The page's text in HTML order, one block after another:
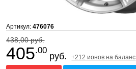
Артикул:476076
438,00 руб.
405.00
руб. +212 ионов на баланс